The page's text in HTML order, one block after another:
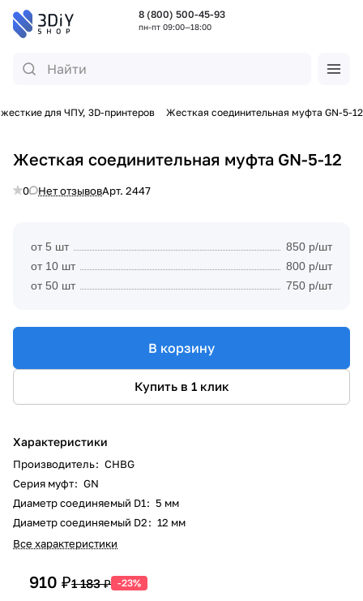
8 (800) 500-45-93
пн-пт 09:00—18:00
для ЧПУ, 3D-принтеров Жесткая соединительная муфта GN-5-12
Жесткая соединительная муфта GN-5-12
0 Нет отзывовАрт. 2447
от 5 шт
850 р/шт
от 10 шт
800 р/шт
от 50 шт
750 р/шт
В корзину
Купить в 1 клик
Характеристики
Производитель: CHBG
Серия муфт: GN
Диаметр соединяемый D1: 5 мм
Диаметр соединяемый D2: 12 мм
Все характеристики
910 ₽1 183 ₽ -23%